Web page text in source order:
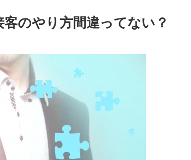
のやり方間違ってない？